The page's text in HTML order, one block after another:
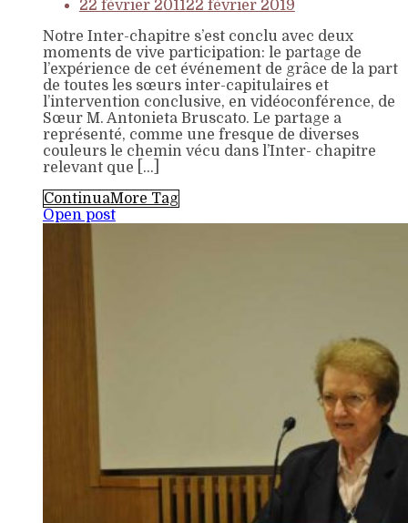
22 février 201122 février 2019
Notre Inter-chapitre s’est conclu avec deux
moments de vive participation: le partage de
l’expérience de cet événement de grâce de la part
de toutes les sœurs inter-capitulaires et
l’intervention conclusive, en vidéoconférence, de
Sœur M. Antonieta Bruscato. Le partage a
représenté, comme une fresque de diverses
couleurs le chemin vécu dans l’Inter- chapitre
relevant que […]
ContinuaMore Tag
Open post